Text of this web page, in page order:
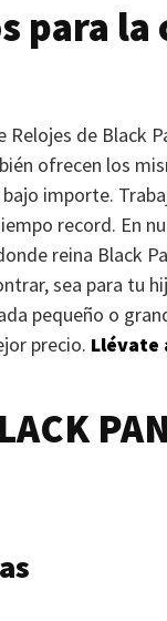
para
Relojes de Black
ofrecen los
importe.
record. En
reina Black
sea para tu
pequeño o
precio. Llévate